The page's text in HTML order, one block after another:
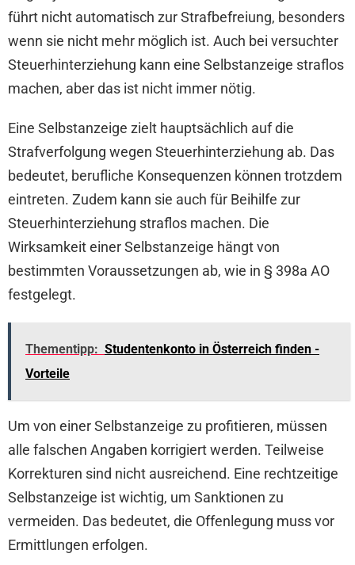
führt nicht automatisch zur Strafbefreiung, besonders
wenn sie nicht mehr möglich ist. Auch bei versuchter
Steuerhinterziehung kann eine Selbstanzeige straflos
machen, aber das ist nicht immer nötig.
Eine Selbstanzeige zielt hauptsächlich auf die
Strafverfolgung wegen Steuerhinterziehung ab. Das
bedeutet, berufliche Konsequenzen können trotzdem
eintreten. Zudem kann sie auch für Beihilfe zur
Steuerhinterziehung straflos machen. Die
Wirksamkeit einer Selbstanzeige hängt von
bestimmten Voraussetzungen ab, wie in § 398a AO
festgelegt.
Thementipp: Studentenkonto in Österreich finden -
Vorteile
Um von einer Selbstanzeige zu profitieren, müssen
alle falschen Angaben korrigiert werden. Teilweise
Korrekturen sind nicht ausreichend. Eine rechtzeitige
Selbstanzeige ist wichtig, um Sanktionen zu
vermeiden. Das bedeutet, die Offenlegung muss vor
Ermittlungen erfolgen.